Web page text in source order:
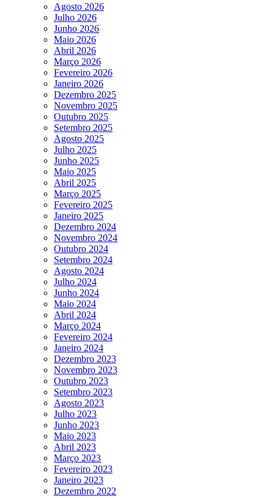
Agosto 2026
Julho 2026
Junho 2026
Maio 2026
Abril 2026
Março 2026
Fevereiro 2026
Janeiro 2026
Dezembro 2025
Novembro 2025
Outubro 2025
Setembro 2025
Agosto 2025
Julho 2025
Junho 2025
Maio 2025
Abril 2025
Março 2025
Fevereiro 2025
Janeiro 2025
Dezembro 2024
Novembro 2024
Outubro 2024
Setembro 2024
Agosto 2024
Julho 2024
Junho 2024
Maio 2024
Abril 2024
Março 2024
Fevereiro 2024
Janeiro 2024
Dezembro 2023
Novembro 2023
Outubro 2023
Setembro 2023
Agosto 2023
Julho 2023
Junho 2023
Maio 2023
Abril 2023
Março 2023
Fevereiro 2023
Janeiro 2023
Dezembro 2022